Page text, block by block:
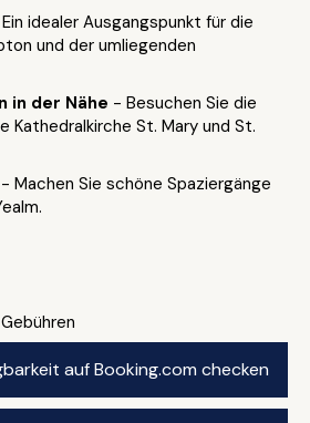
idealer Ausgangspunkt für die
und der umliegenden
in der Nähe - Besuchen Sie die
Kathedralkirche St. Mary und St.
- Machen Sie schöne Spaziergänge
auf Booking.com checken